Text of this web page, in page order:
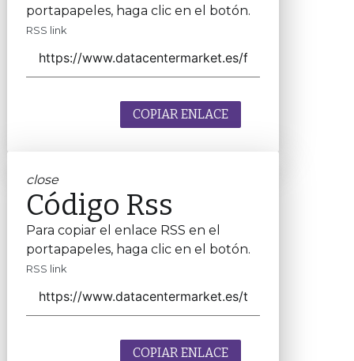
portapapeles, haga clic en el botón.
RSS link
COPIAR ENLACE
close
Código Rss
Para copiar el enlace RSS en el
portapapeles, haga clic en el botón.
RSS link
COPIAR ENLACE